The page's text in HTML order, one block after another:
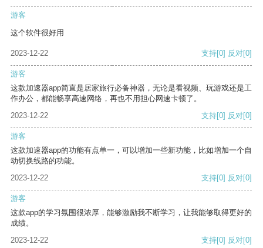
游客
这个软件很好用
2023-12-22 支持[0] 反对[0]
游客
这款加速器app简直是居家旅行必备神器，无论是看视频、玩游戏还是工
作办公，都能畅享高速网络，再也不用担心网速卡顿了。
2023-12-22
支持[0] 反对[0]
游客
这款加速器app的功能有点单一，可以增加一些新功能，比如增加一个自
动切换线路的功能。
2023-12-22
支持[0] 反对[0]
游客
这款app的学习氛围很浓厚，能够激励我不断学习，让我能够取得更好的
成绩。
2023-12-22
支持[0] 反对[0]